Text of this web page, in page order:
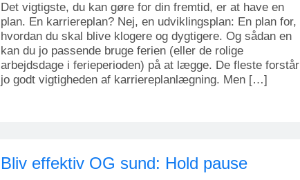
Det vigtigste, du kan gøre for din fremtid, er at have en
plan. En karriereplan? Nej, en udviklingsplan: En plan for,
hvordan du skal blive klogere og dygtigere. Og sådan en
kan du jo passende bruge ferien (eller de rolige
arbejdsdage i ferieperioden) på at lægge. De fleste forstår
jo godt vigtigheden af karriereplanlægning. Men […]
Bliv effektiv OG sund: Hold pause